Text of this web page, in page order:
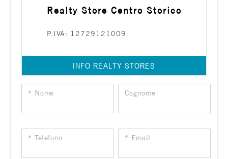
* Nome Cognome
* Telefono * Email
Realty Store Centro Storico
P.IVA: 12729121009
INFO REALTY STORES